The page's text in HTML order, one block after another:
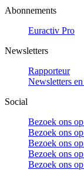
Abonnements
Euractiv Pro
Newsletters
Rapporteur
Newsletters
Social
Bezoek ons
Bezoek ons
Bezoek ons
Bezoek ons
Bezoek ons